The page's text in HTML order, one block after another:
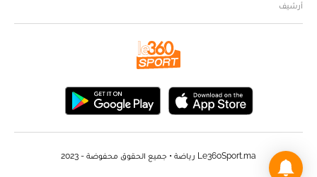
أرشيف
Le360Sport.ma رياضة • جميع الحقوق محفوضة - 2023